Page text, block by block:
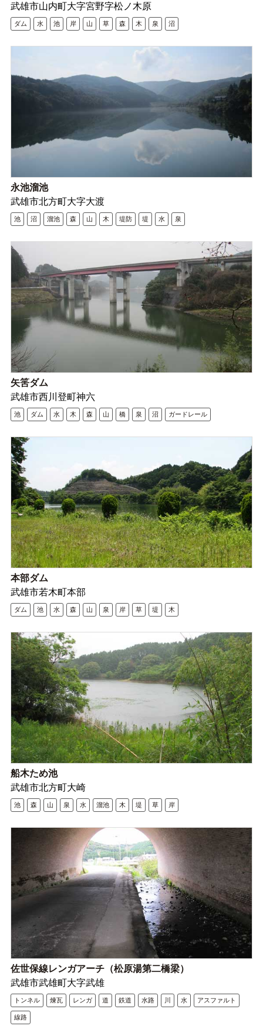
武雄市山内町大字宮野字松ノ木原
ダム 水 池 岸 山 草 森 木 泉 沼
永池溜池
武雄市北方町大字大渡
池 沼 溜池 森 山 木 堤防 堤 水 泉
矢筈ダム
武雄市西川登町神六
池 ダム 水 木 森 山 橋 泉 沼 ガードレール
本部ダム
武雄市若木町本部
ダム 池 水 森 山 泉 岸 草 堤 木
船木ため池
武雄市北方町大崎
池 森 山 泉 水 溜池 木 堤 草 岸
佐世保線レンガアーチ（松原湯第二橋梁）
武雄市武雄町大字武雄
トンネル 煉瓦 レンガ 道 鉄道 水路 川 水 アスファルト
線路